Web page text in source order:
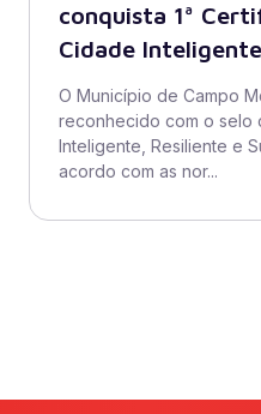
conquista 1ª
Cidade
O Município de Campo
reconhecido com o selo
Inteligente, Resiliente e
acordo com as nor...